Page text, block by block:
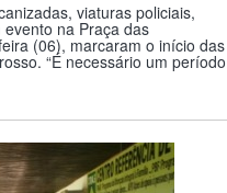
viaturas policiais,
na Praça das
(06), marcaram o início das
“É necessário um período